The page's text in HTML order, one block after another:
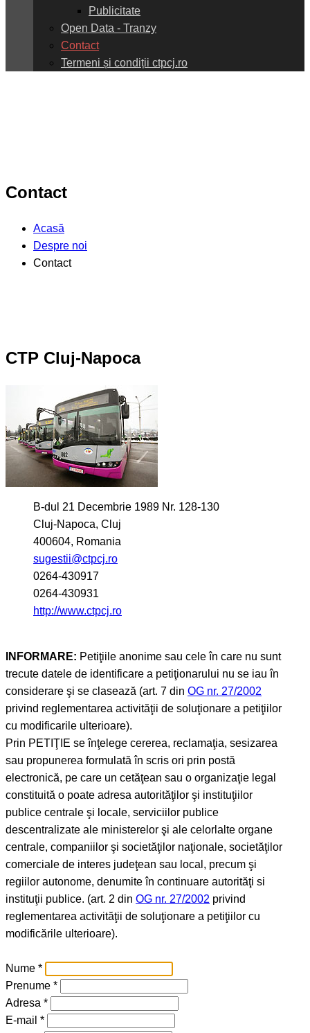
Publicitate
Open Data - Tranzy
Contact
Termeni și condiții ctpcj.ro
Contact
Acasă
Despre noi
Contact
CTP Cluj-Napoca
B-dul 21 Decembrie 1989 Nr. 128-130
Cluj-Napoca, Cluj
400604, Romania
sugestii@ctpcj.ro
0264-430917
0264-430931
http://www.ctpcj.ro
INFORMARE: Petiţiile anonime sau cele în care nu sunt
trecute datele de identificare a petiţionarului nu se iau în
considerare şi se clasează (art. 7 din OG nr. 27/2002
privind reglementarea activităţii de soluţionare a petiţiilor
cu modificarile ulterioare).
Prin PETIŢIE se înţelege cererea, reclamaţia, sesizarea
sau propunerea formulată în scris ori prin postă
electronică, pe care un cetăţean sau o organizaţie legal
constituită o poate adresa autorităţilor şi instituţiilor
publice centrale şi locale, serviciilor publice
descentralizate ale ministerelor şi ale celorlalte organe
centrale, companiilor şi societăţilor naţionale, societăţilor
comerciale de interes judeţean sau local, precum şi
regiilor autonome, denumite în continuare autorităţi si
instituţii publice. (art. 2 din OG nr. 27/2002 privind
reglementarea activităţii de soluţionare a petiţiilor cu
modificările ulterioare).
Nume *
Prenume *
Adresa *
E-mail *